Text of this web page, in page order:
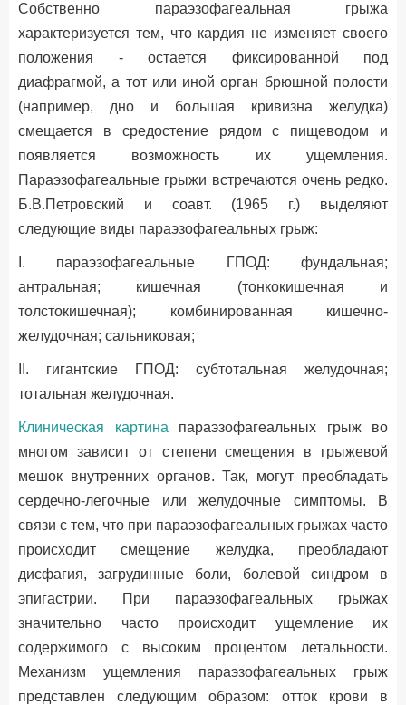
Собственно параэзофагеальная грыжа
характеризуется тем, что кардия не изменяет своего
положения - остается фиксированной под
диафрагмой, а тот или иной орган брюшной полости
(например, дно и большая кривизна желудка)
смещается в средостение рядом с пищеводом и
появляется возможность их ущемления.
Параэзофагеальные грыжи встречаются очень редко.
Б.В.Петровский и соавт. (1965 г.) выделяют
следующие виды параэзофагеальных грыж:
I. параэзофагеальные ГПОД: фундальная;
антральная; кишечная (тонкокишечная и
толстокишечная); комбинированная кишечно-
желудочная; сальниковая;
II. гигантские ГПОД: субтотальная желудочная;
тотальная желудочная.
Клиническая картина параэзофагеальных грыж во
многом зависит от степени смещения в грыжевой
мешок внутренних органов. Так, могут преобладать
сердечно-легочные или желудочные симптомы. В
связи с тем, что при параэзофагеальных грыжах часто
происходит смещение желудка, преобладают
дисфагия, загрудинные боли, болевой синдром в
эпигастрии. При параэзофагеальных грыжах
значительно часто происходит ущемление их
содержимого с высоким процентом летальности.
Механизм ущемления параэзофагеальных грыж
представлен следующим образом: отток крови в